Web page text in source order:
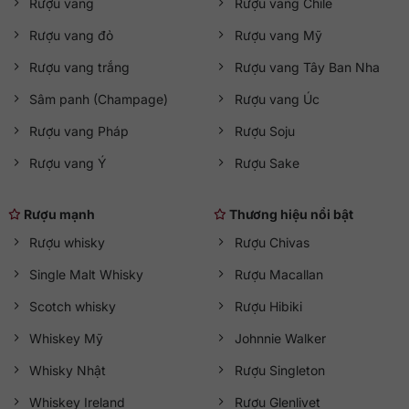
Jack Daniel Old No.7 là dòng Whisky Mỹ cao cấp
Rượu Jack Daniel’s Old No.7 có giá bao
nhiêu?
đón nhất hiện nay. Trên thị trường, loại rượu này đang được
chào bán với mức giá là 420.000 VNĐ – 500.000 VNĐ/ chai
Rượu vang
Rượu vang đỏ
Rượu vang trắng
Sâm panh (Champage)
Rượu vang Pháp
Rượu vang Ý
Rượu vang Chile
Rượu vang Mỹ
Rượu vang Tây Ban Nha
Rượu vang Úc
Rượu Soju
Rượu Sake
Rượu mạnh
Rượu whisky
Single Malt Whisky
Scotch whisky
Whiskey Mỹ
Whisky Nhật
Whiskey Ireland
Thương hiệu nổi bật
Rượu Chivas
Rượu Macallan
Rượu Hibiki
Johnnie Walker
Rượu Singleton
Rượu Glenlivet